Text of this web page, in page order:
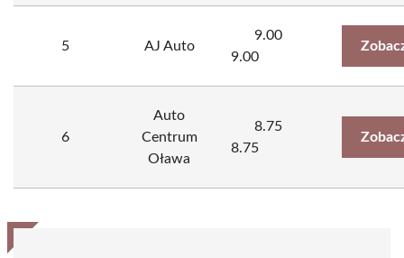
5 AJ Auto
9.00
9.00
6
Auto
Centrum
Oława
8.75
8.75